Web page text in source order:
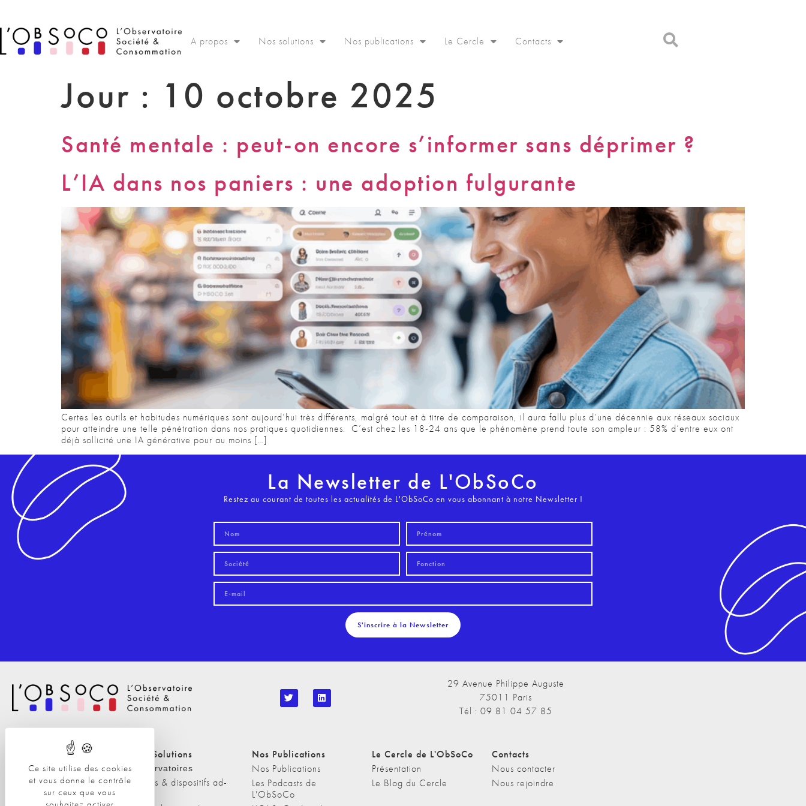
Ce site utilise des cookies
et vous donne le contrôle
sur ceux que vous
A propos Nos solutions Nos publications Le Cercle Contacts
Jour : 10 octobre 2025
Santé mentale : peut-on encore s’informer sans déprimer ?
L’IA dans nos paniers : une adoption fulgurante
Certes les outils et habitudes numériques sont aujourd’hui très différents, malgré tout et à titre de comparaison, il aura fallu plus d’une décennie aux réseaux sociaux
pour atteindre une telle pénétration dans nos pratiques quotidiennes. C’est chez les 18-24 ans que le phénomène prend toute son ampleur : 58% d’entre eux ont
déjà sollicité une IA générative pour au moins […]
La Newsletter de L'ObSoCo
Restez au courant de toutes les actualités de L'ObSoCo en vous abonnant à notre Newsletter !
S'inscrire à la Newsletter
29 Avenue Philippe Auguste
75011 Paris
Tél : 09 81 04 57 85
Nos Solutions
A propos
L'équipe
Nos clients
Nos Solutions
Observatoires
Etudes & dispositifs ad-
Nos Publications
Nos Publications
Les Podcasts de
L'ObSoCo
Le Cercle de L'ObSoCo
Présentation
Le Blog du Cercle
Contacts
Nous contacter
Nous rejoindre